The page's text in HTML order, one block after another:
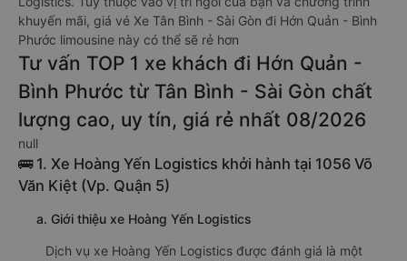
khuyến mãi, giá vé Xe Tân Bình - Sài Gòn đi Hớn Quản - Bình
Phước limousine này có thể sẽ rẻ hơn
Tư vấn TOP 1 xe khách đi Hớn Quản -
Bình Phước từ Tân Bình - Sài Gòn chất
lượng cao, uy tín, giá rẻ nhất 08/2026
null
🚌 1. Xe Hoàng Yến Logistics khởi hành tại 1056 Võ
Văn Kiệt (Vp. Quận 5)
a. Giới thiệu xe Hoàng Yến Logistics
Dịch vụ xe Hoàng Yến Logistics được đánh giá là một